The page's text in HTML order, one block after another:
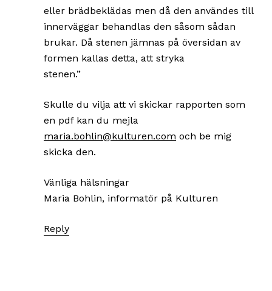
eller brädbeklädas men då den användes till
innerväggar behandlas den såsom sådan
brukar. Då stenen jämnas på översidan av
formen kallas detta, att stryka
stenen.”
Skulle du vilja att vi skickar rapporten som
en pdf kan du mejla
maria.bohlin@kulturen.com och be mig
skicka den.
Vänliga hälsningar
Maria Bohlin, informatör på Kulturen
Reply